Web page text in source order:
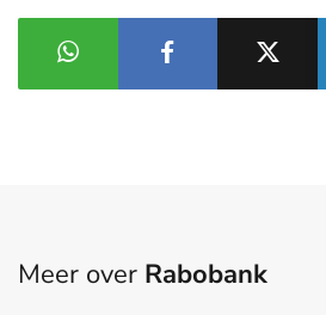
Meer over Rabobank